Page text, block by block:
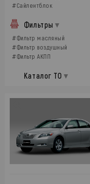
#Сайлентблок
Фильтры
#Фильтр масляный
#Фильтр воздушный
#Фильтр АКПП
Каталог ТО